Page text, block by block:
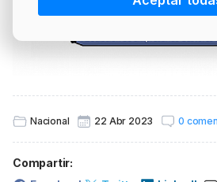
Nacional 22 Abr 2023 0
Compartir:
NEWSLETTER
TABLÓN Y MARKETPLACE
GSO AGRÍCOLA
MOD. 500-503
LÍDERES EQUIPAMIENTOS Y